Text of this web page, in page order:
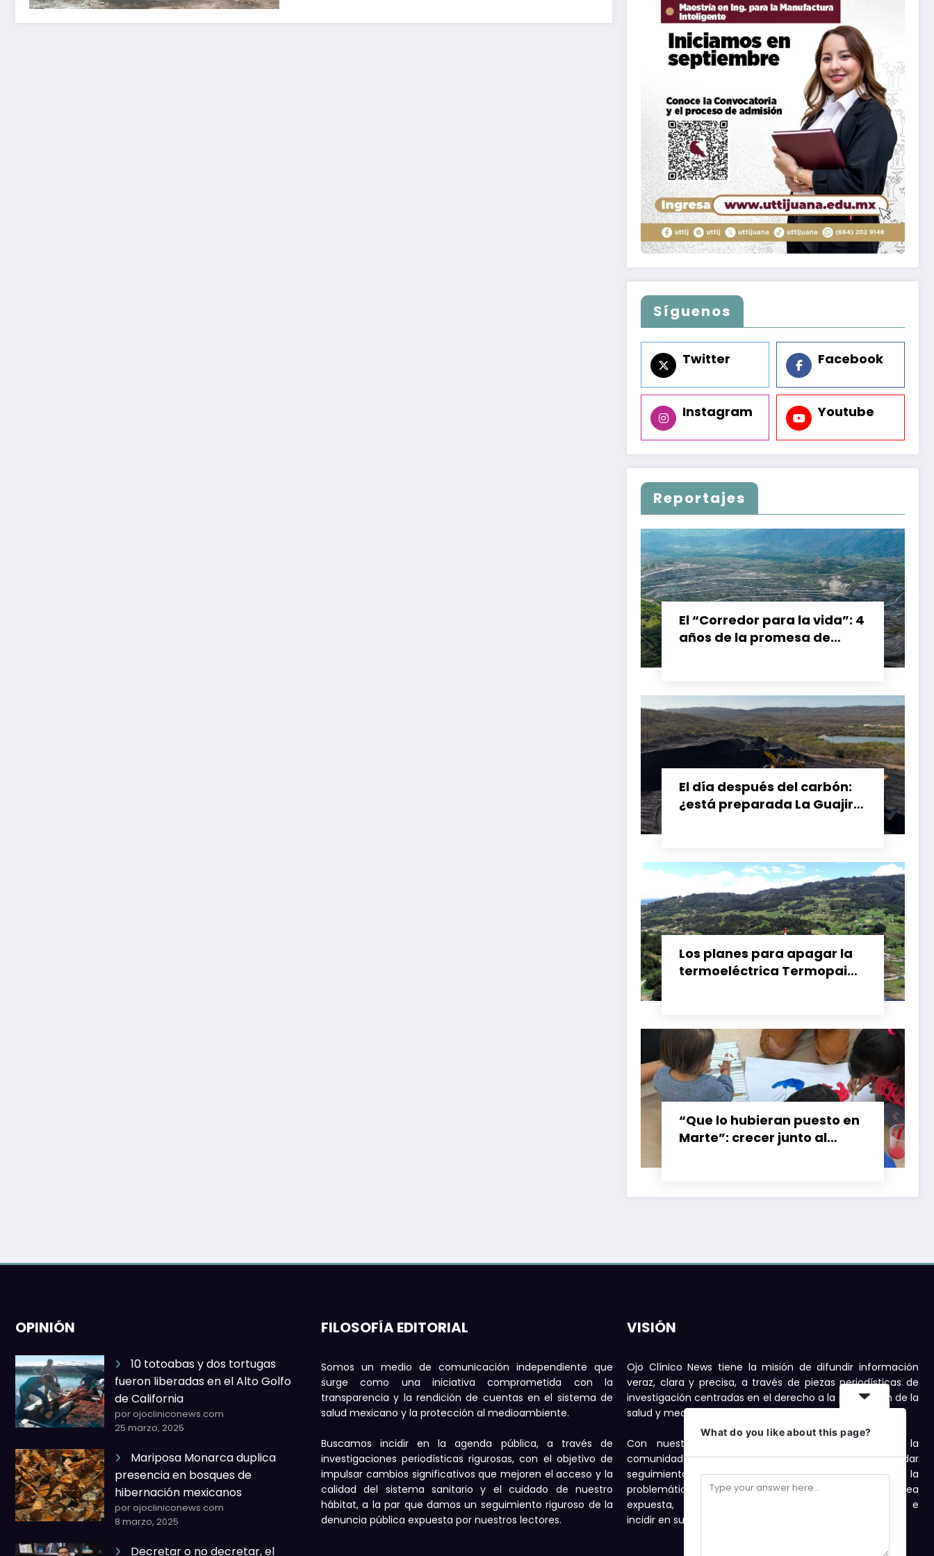
Síguenos
Twitter Facebook
Instagram Youtube
Reportajes
El “Corredor para la vida”: 4
años de la promesa de
El día después del carbón:
¿está preparada La Guajira
Los planes para apagar la
termoeléctrica Termopaipa
“Que lo hubieran puesto en
Marte”: crecer junto al
OPINIÓN
10 totoabas y dos tortugas
fueron liberadas en el Alto Golfo
de California
por ojocliniconews.com
25 marzo, 2025
Mariposa Monarca duplica
presencia en bosques de
hibernación mexicanos
por ojocliniconews.com
8 marzo, 2025
Decretar o no decretar, el
FILOSOFÍA EDITORIAL
Somos un medio de comunicación independiente que
surge como una iniciativa comprometida con la
transparencia y la rendición de cuentas en el sistema de
salud mexicano y la protección al medioambiente.
Buscamos incidir en la agenda pública, a través de
investigaciones periodísticas rigurosas, con el objetivo de
impulsar cambios significativos que mejoren el acceso y la
calidad del sistema sanitario y el cuidado de nuestro
hábitat, a la par que damos un seguimiento riguroso de la
denuncia pública expuesta por nuestros lectores.
VISIÓN
Ojo Clínico News tiene la misión de difundir información
veraz, clara y precisa, a través de piezas periodísticas de
investigación centradas en el derecho a la protección de la
salud y medioambiente.
Con nuestras publicaciones buscamos motivar a la
comunidad a denunciar, con el compromiso de dar
seguimiento con investigaciones periodísticas a la
problemática de salud y medioambiente que sea
expuesta, como una forma de visibilizarla e
incidir en su solución.
What do you like about this page?